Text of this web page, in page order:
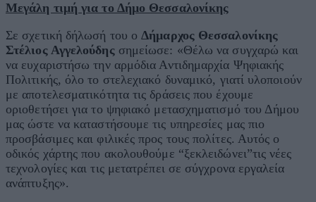
Μεγάλη τιμή για το Δήμο Θεσσαλονίκης
Σε σχετική δήλωσή του οΔήμαρχος Θεσσαλονίκης
Στέλιος Αγγελούδηςσημείωσε: «Θέλω να συγχαρώ και
να ευχαριστήσω την αρμόδια Αντιδημαρχία Ψηφιακής
Πολιτικής, όλο το στελεχιακό δυναμικό, γιατί υλοποιούν
με αποτελεσματικότητα τις δράσεις που έχουμε
οριοθετήσει για το ψηφιακό μετασχηματισμό του Δήμου
μας ώστε να καταστήσουμε τις υπηρεσίες μας πιο
προσβάσιμες και φιλικές προς τους πολίτες. Αυτός ο
οδικός χάρτης που ακολουθούμε “ξεκλειδώνει”τις νέες
τεχνολογίες και τις μετατρέπει σε σύγχρονα εργαλεία
ανάπτυξης».